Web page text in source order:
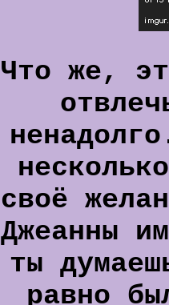
Что же,
своё
Джеанны
ты
равно